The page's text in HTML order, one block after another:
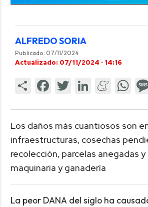
ALFREDO SORIA
Publicado: 07/11/2024
Actualizado: 07/11/2024 · 14:16
Los daños más cuantiosos son
infraestructuras, cosechas
recolección, parcelas anegadas
maquinaria y ganadería
La peor DANA del siglo ha